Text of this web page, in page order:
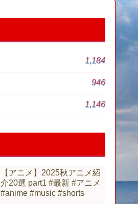
1,184
946
1,146
【アニメ】2025秋アニメ紹
介20選 part1 #最新 #アニメ
#anime #music #shorts